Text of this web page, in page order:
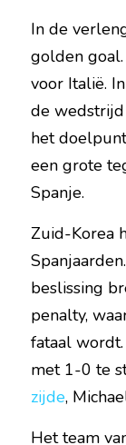
In de
golden
voor Italië.
de
het
een grote
Spanje.
Zuid-Korea
beslissing
penalty,
fataal
met 1-0 te
zijde,
Het team